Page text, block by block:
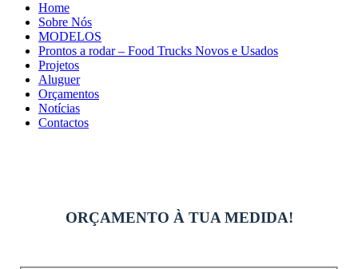
Home
Sobre Nós
MODELOS
Prontos a rodar – Food Trucks Novos e Usados
Projetos
Aluguer
Orçamentos
Notícias
Contactos
ORÇAMENTO À TUA MEDIDA!